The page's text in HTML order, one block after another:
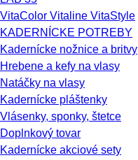
VitaColor Vitaline VitaStyle
KADERNÍCKE POTREBY
Kadernícke nožnice a britvy
Hrebene a kefy na vlasy
Natáčky na vlasy
Kadernícke pláštenky
Vlásenky, sponky, štetce
Doplnkový tovar
Kadernícke akciové sety